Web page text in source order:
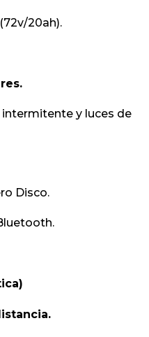
20ah).
intermitente y luces de
Disco.